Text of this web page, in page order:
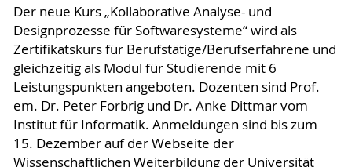
Der neue Kurs „Kollaborative Analyse- und
Designprozesse für Softwaresysteme“ wird als
Zertifikatskurs für Berufstätige/Berufserfahrene und
gleichzeitig als Modul für Studierende mit 6
Leistungspunkten angeboten. Dozenten sind Prof.
em. Dr. Peter Forbrig und Dr. Anke Dittmar vom
Institut für Informatik. Anmeldungen sind bis zum
15. Dezember auf der Webseite der
Wissenschaftlichen Weiterbildung der Universität